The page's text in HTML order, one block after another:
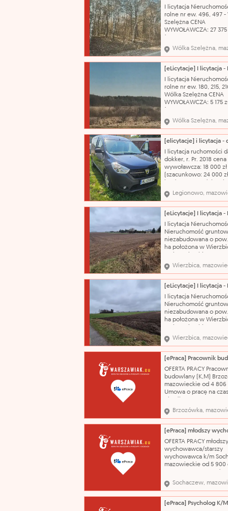
do 25.08.2026r, brak
możliwości odpalenia
brak możliwości
I licytacja
rolne nr ew. 496, 497 -
Szelężna CENA
WYWOŁAWCZA: 27 375
Nazwa katalogowa:
Oznaczenie księgi
lub zbiór dokumentów:
RA1Z/00012985/5
inne prawa rzeczowe:
własność Numer
działki i powierzchn
Wólka Szelężna,
I licytacja
rolne nr ew. 180, 215,
Wólka Szelężna CENA
WYWOŁAWCZA: 5 175
Działki położone są w
ekstensywnego
oznaczonych
RE w obszarze
chronionego "Dolina
Zwolenki". Nazwa
Wólka Szelężna,
I licytacja ruchomości
dokker, r. Pr. 2018 cena
wywoławcza: 18 000 zł
(szacunkowo: 24 000
szyby w lewych
auta. Nazwa
samochód osobowy
dacia model: dokker
nadwozia: kombi
silnika: 1461 cm³ rodzaj
Legionowo,
I licytacja
Nieruchomość
niezabudowana o
ha położona w
WYWOŁAWCZA: 528
(SZACUNKOWO: 704
Przedmiotem licytacji
nieruchomość
oznaczona numerem
ewidencyjnym 284 o
powierzchni 3,5800
Wierzbica,
I licytacja
Nieruchomość
niezabudowana o
ha położona w
WYWOŁAWCZA: 110
(SZACUNKOWO: 147
Przedmiotem licytacji
nieruchomość
o powierzchni 2,4700
położona we wsi
województwo
Wierzbica,
OFERTA PRACY
budowlany (K,M)
mazowieckie od 4 806
Umowa o pracę na czas
Prowadzenie robót
wykończeniowych i
remontowych w
jednorodzinnych i
mieszkaniach.
zasadnicze
Pozostali robotnicy
robót wykońc
Brzozówka,
OFERTA PRACY młodszy
wychowawca/starszy
wychowawca k/m
mazowieckie od 5 900
zawiera dodatek
wynagrodzenia
stażowy Umowa o
okres próbny
Sochaczew,
[ePraca] Psycholog K/M